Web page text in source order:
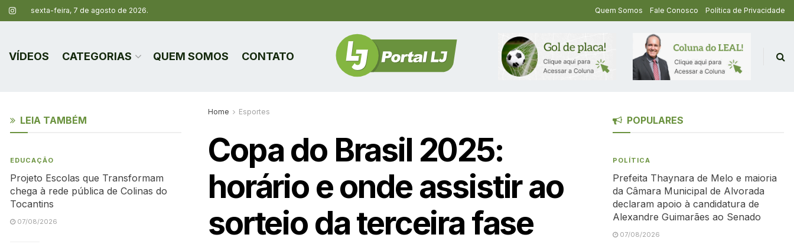
sexta-feira, 7 de agosto de 2026. Quem Somos Fale Conosco Política de Privacidade
VÍDEOS CATEGORIAS QUEM SOMOS CONTATO
Home Esportes
Copa do Brasil 2025:
horário e onde assistir ao
sorteio da terceira fase
LEIA TAMBÉM
EDUCAÇÃO
Projeto Escolas que Transformam
chega à rede pública de Colinas do
Tocantins
07/08/2026
POPULARES
POLÍTICA
Prefeita Thaynara de Melo e maioria
da Câmara Municipal de Alvorada
declaram apoio à candidatura de
Alexandre Guimarães ao Senado
07/08/2026